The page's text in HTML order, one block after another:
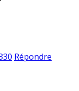
Répondre